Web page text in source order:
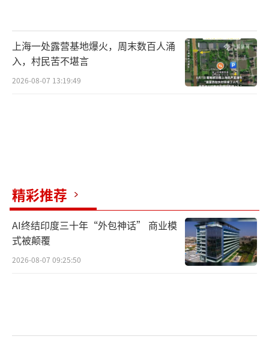
上海一处露营基地爆火，周末数百人涌
入，村民苦不堪言
2026-08-07 13:19:49
精彩推荐
AI终结印度三十年“外包神话” 商业模
式被颠覆
2026-08-07 09:25:50